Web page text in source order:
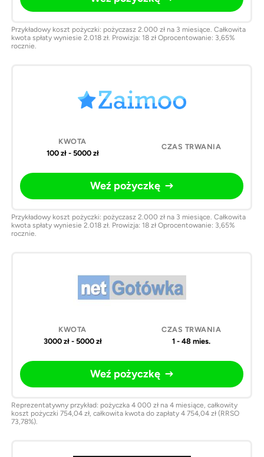
Przykładowy koszt pożyczki: pożyczasz 2.000 zł na 3 miesiące. Całkowita
kwota spłaty wyniesie 2.018 zł. Prowizja: 18 zł Oprocentowanie: 3,65%
rocznie.
100 zł - 5000 zł
Weź pożyczkę
Przykładowy koszt pożyczki: pożyczasz 2.000 zł na 3 miesiące. Całkowita
kwota spłaty wyniesie 2.018 zł. Prowizja: 18 zł Oprocentowanie: 3,65%
rocznie.
3000 zł - 5000 zł 1 - 48 mies.
Weź pożyczkę
Reprezentatywny przykład: pożyczka 4 000 zł na 4 miesiące, całkowity
koszt pożyczki 754,04 zł, całkowita kwota do zapłaty 4 754,04 zł (RRSO
73,78%).